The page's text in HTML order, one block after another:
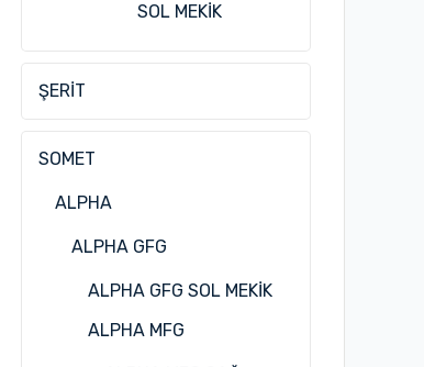
SOL MEKİK
ŞERİT
SOMET
ALPHA
ALPHA GFG
ALPHA GFG SOL MEKİK
ALPHA MFG